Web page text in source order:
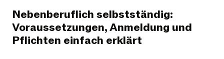
Nebenberuflich selbstständig:
Voraussetzungen, Anmeldung und
Pflichten einfach erklärt